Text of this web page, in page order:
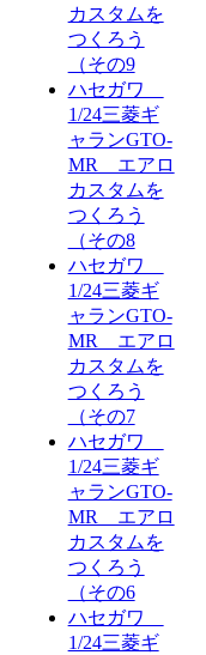
カスタムを
つくろう
（その9
ハセガワ
1/24三菱ギ
ャランGTO-
MR エアロ
カスタムを
つくろう
（その8
ハセガワ
1/24三菱ギ
ャランGTO-
MR エアロ
カスタムを
つくろう
（その7
ハセガワ
1/24三菱ギ
ャランGTO-
MR エアロ
カスタムを
つくろう
（その6
ハセガワ
1/24三菱ギ